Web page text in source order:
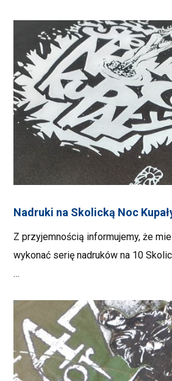
Nadruki na Skolicką Noc
Z przyjemnością informujemy, że
wykonać serię nadruków na 10
…